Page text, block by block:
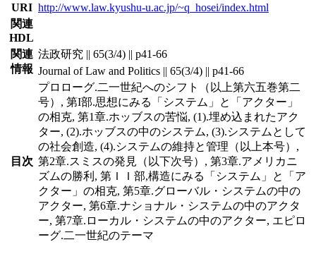
URI http://www.law.kyushu-u.ac.jp/~q_hosei/index.html
関連
HDL
関連
情報
法政研究 || 65(3/4) || p41-66
Journal of Law and Politics || 65(3/4) || p41-66
目次
プロローグ.二一世紀へのシフト（以上第六五巻第二
号）, 第I部.思想にみる「システム」と「アクター」
の相克, 第1章.ホッブスの苦悩, (1).埋め込まれたアク
ター, (2).ホッブスの中のシステム, (3).システムとして
の社会創造, (4).システムの維持と管理（以上本号）,
第2章.スミスの発見（以下次号）, 第3章.アメリカニ
ズムの勝利, 第ＩＩ部,構造にみる「システム」と「ア
クター」の相克, 第5章.グローバル・システムの中の
アクター, 第6章.ナショナル・システムの中のアクタ
ー, 第7章.ローカル・システムの中のアクター, エピロ
ーグ.二一世紀のテーマ